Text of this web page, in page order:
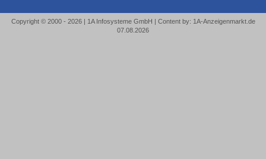
Copyright © 2000 - 2026 | 1A Infosysteme GmbH | Content by: 1A-Anzeigenmarkt.de
07.08.2026